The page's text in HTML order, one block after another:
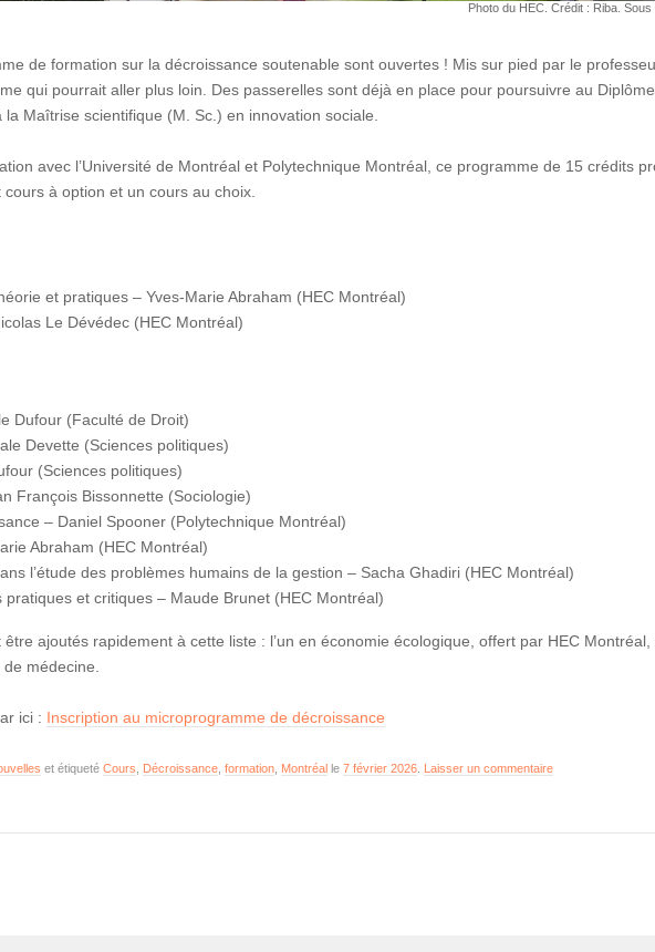
Photo du HEC. Crédit : Riba. Sous
de formation sur la décroissance soutenable sont ouvertes ! Mis sur pied par le
qui pourrait aller plus loin. Des passerelles sont déjà en place pour poursuivre au
Maîtrise scientifique (M. Sc.) en innovation sociale.
avec l’Université de Montréal et Polytechnique Montréal, ce programme de 15 crédits
à option et un cours au choix.
et pratiques – Yves-Marie Abraham (HEC Montréal)
Le Dévédec (HEC Montréal)
Dufour (Faculté de Droit)
Devette (Sciences politiques)
(Sciences politiques)
François Bissonnette (Sociologie)
– Daniel Spooner (Polytechnique Montréal)
Abraham (HEC Montréal)
l’étude des problèmes humains de la gestion – Sacha Ghadiri (HEC Montréal)
et critiques – Maude Brunet (HEC Montréal)
ajoutés rapidement à cette liste : l’un en économie écologique, offert par HEC Montréal,
médecine.
ici : Inscription au microprogramme de décroissance
et étiqueté Cours Décroissance formation Montréal le 7 février 2026 Laisser un commentaire